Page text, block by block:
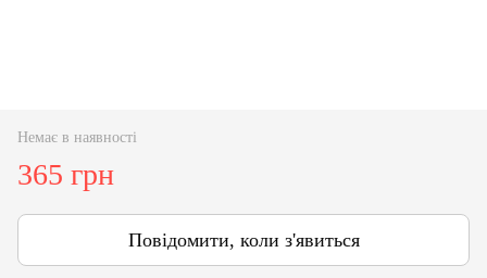
Немає в наявності
365 грн
Повідомити, коли з'явиться